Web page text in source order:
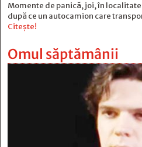
Momente de panică, joi, în
după ce un autocamion care
Citește!
Omul săptămânii